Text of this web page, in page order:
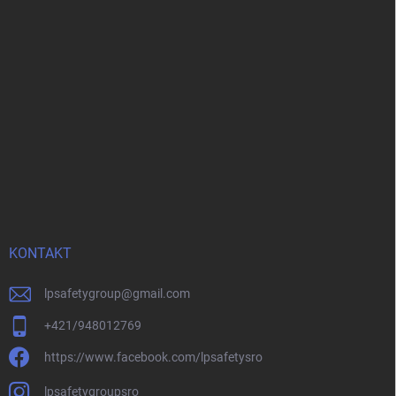
KONTAKT
lpsafetygroup@gmail.com
+421/948012769
https://www.facebook.com/lpsafetysro
lpsafetygroupsro